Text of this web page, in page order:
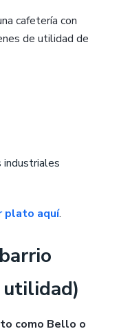
cafetería con
de utilidad de
industriales
plato aquí.
como Bello o